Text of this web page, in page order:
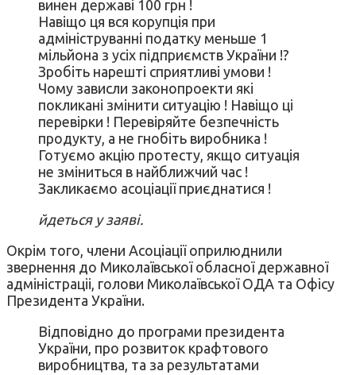
винен державі 100 грн !
Навіщо ця вся корупція при
адмініструванні податку меньше 1
мільйона з усіх підприємств України !?
Зробіть нарешті сприятливі умови !
Чому зависли законопроекти які
покликані змінити ситуацію ! Навіщо ці
перевірки ! Перевіряйте безпечність
продукту, а не гнобіть виробника !
Готуємо акцію протесту, якщо ситуація
не зміниться в найближчий час !
Закликаємо асоціації приєднатися !
йдеться у заяві.
Окрім того, члени Асоціації оприлюднили
звернення до Миколаївської обласної державної
адміністраціі, голови Миколаївської ОДА та Офісу
Президента України.
Відповідно до програми президента
України, про розвиток крафтового
виробництва, та за результатами